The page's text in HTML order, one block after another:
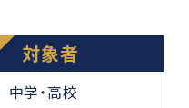
対象者
中学・高校